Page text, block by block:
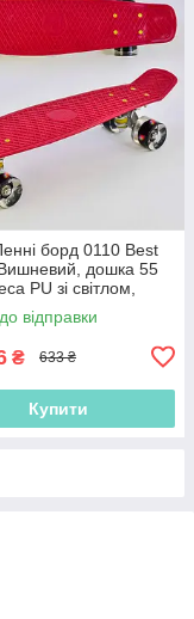
борд 0110 Best
дошка 55
PU зі світлом,
6 см (Пеніборд)
відправки
₴ 633 ₴
Купити